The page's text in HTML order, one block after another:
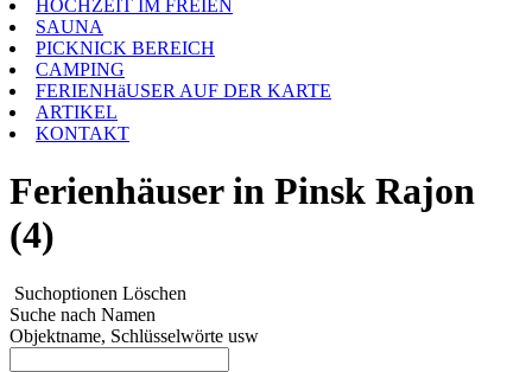
HOCHZEIT IM FREIEN
SAUNA
PICKNICK BEREICH
CAMPING
FERIENHäUSER AUF DER KARTE
ARTIKEL
KONTAKT
Ferienhäuser in Pinsk Rajon
(4)
Suchoptionen Löschen
Suche nach Namen
Objektname, Schlüsselwörte usw